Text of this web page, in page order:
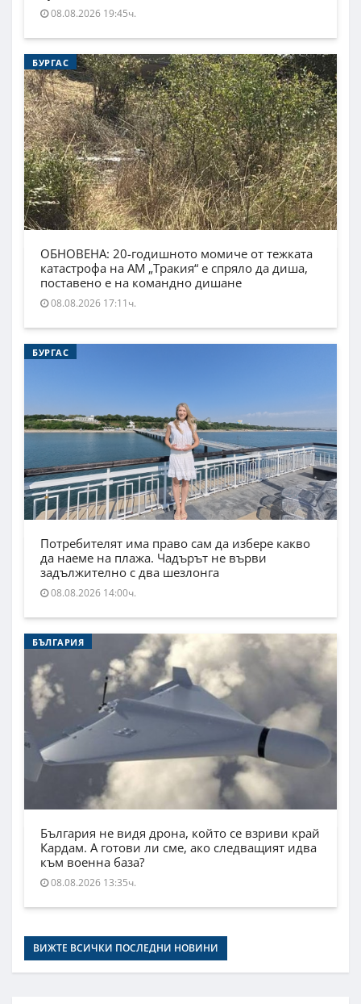
08.08.2026 19:45ч.
БУРГАС
ОБНОВЕНА: 20-годишното момиче от тежката
катастрофа на АМ „Тракия“ е спряло да диша,
поставено е на командно дишане
08.08.2026 17:11ч.
БУРГАС
Потребителят има право сам да избере какво
да наеме на плажа. Чадърът не върви
задължително с два шезлонга
08.08.2026 14:00ч.
БЪЛГАРИЯ
България не видя дрона, който се взриви край
Кардам. А готови ли сме, ако следващият идва
към военна база?
08.08.2026 13:35ч.
ВИЖТЕ ВСИЧКИ ПОСЛЕДНИ НОВИНИ